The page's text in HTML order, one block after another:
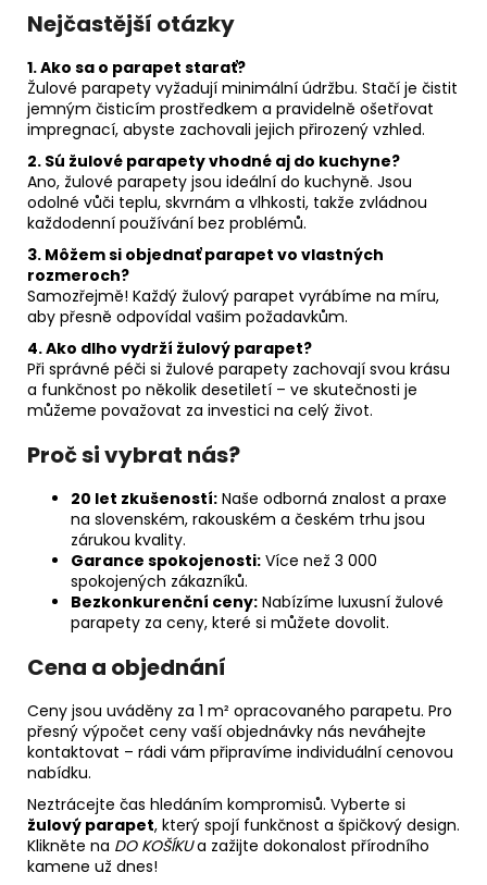
Nejčastější otázky
1. Ako sa o parapet starať?
Žulové parapety vyžadují minimální údržbu. Stačí je čistit
jemným čisticím prostředkem a pravidelně ošetřovat
impregnací, abyste zachovali jejich přirozený vzhled.
2. Sú žulové parapety vhodné aj do kuchyne?
Ano, žulové parapety jsou ideální do kuchyně. Jsou
odolné vůči teplu, skvrnám a vlhkosti, takže zvládnou
každodenní používání bez problémů.
3. Môžem si objednať parapet vo vlastných
rozmeroch?
Samozřejmě! Každý žulový parapet vyrábíme na míru,
aby přesně odpovídal vašim požadavkům.
4. Ako dlho vydrží žulový parapet?
Při správné péči si žulové parapety zachovají svou krásu
a funkčnost po několik desetiletí – ve skutečnosti je
můžeme považovat za investici na celý život.
Proč si vybrat nás?
20 let zkušeností: Naše odborná znalost a praxe
na slovenském, rakouském a českém trhu jsou
zárukou kvality.
Garance spokojenosti: Více než 3 000
spokojených zákazníků.
Bezkonkurenční ceny: Nabízíme luxusní žulové
parapety za ceny, které si můžete dovolit.
Cena a objednání
Ceny jsou uváděny za 1 m² opracovaného parapetu. Pro
přesný výpočet ceny vaší objednávky nás neváhejte
kontaktovat – rádi vám připravíme individuální cenovou
nabídku.
Neztrácejte čas hledáním kompromisů. Vyberte si
žulový parapet, který spojí funkčnost a špičkový design.
Klikněte na DO KOŠÍKUa zažijte dokonalost přírodního
kamene už dnes!